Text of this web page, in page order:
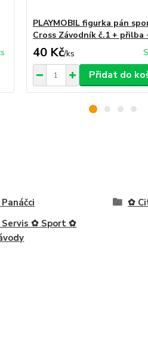
PLAYMOBIL figurka pán
Cross Závodník č.1 + přilba
40 Kč/ks
Přidat do
✿
✿ Sport ✿